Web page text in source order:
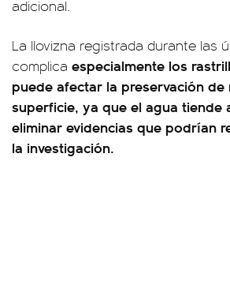
adicional.
La llovizna registrada durante las
complica especialmente los
puede afectar la preservación de
superficie, ya que el agua tiende
eliminar evidencias que podrían
la investigación.